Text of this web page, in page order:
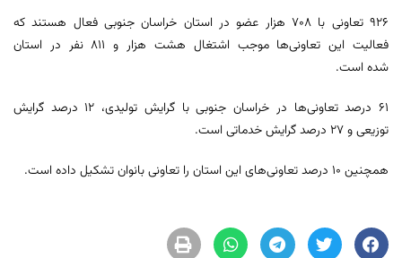
۹۲۶ تعاونی با ۷۰۸ هزار عضو در استان خراسان جنوبی فعال هستند که
فعالیت این تعاونی‌ها موجب اشتغال هشت هزار و ۸۱۱ نفر در استان
شده است.
۶۱ درصد تعاونی‌ها در خراسان جنوبی با گرایش تولیدی، ۱۲ درصد گرایش
توزیعی و ۲۷ درصد گرایش خدماتی است.
همچنین ۱۰ درصد تعاونی‌های این استان را تعاونی بانوان تشکیل داده است.